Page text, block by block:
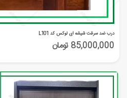
درب ضد سرقت شیشه ای لوکس کد L101
85,000,000 تومان